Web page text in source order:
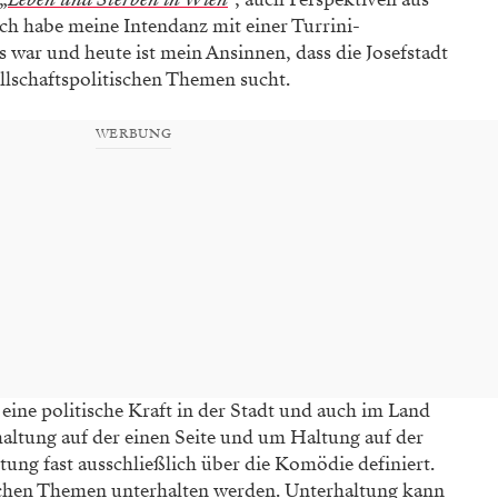
habe meine Intendanz mit einer Turrini-
und heute ist mein Ansinnen, dass die Josefstadt
Themen sucht.
WERBUNG
politische Kraft in der Stadt und auch im Land
auf der einen Seite und um Haltung auf der
fast ausschließlich über die Komödie definiert.
Themen unterhalten werden. Unterhaltung kann